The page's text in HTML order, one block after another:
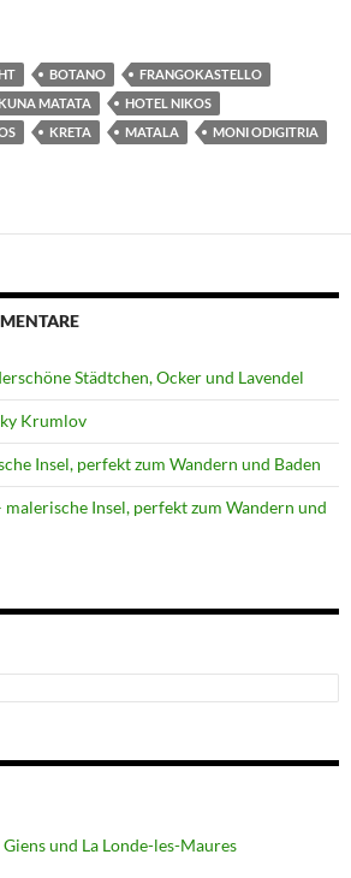
BOTANO
FRANGOKASTELLO
MATATA
HOTEL NIKOS
KRETA MATALA
MONI ODIGITRIA
Städtchen, Ocker und Lavendel
Krumlov
Insel, perfekt zum Wandern und Baden
malerische Insel, perfekt zum Wandern und
und La Londe-les-Maures